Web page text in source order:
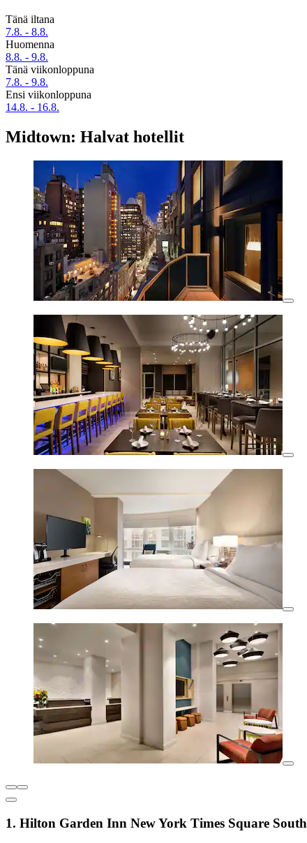
Tänä iltana
7.8. - 8.8.
Huomenna
8.8. - 9.8.
Tänä viikonloppuna
7.8. - 9.8.
Ensi viikonloppuna
14.8. - 16.8.
Midtown: Halvat hotellit
1. Hilton Garden Inn New York Times Square South